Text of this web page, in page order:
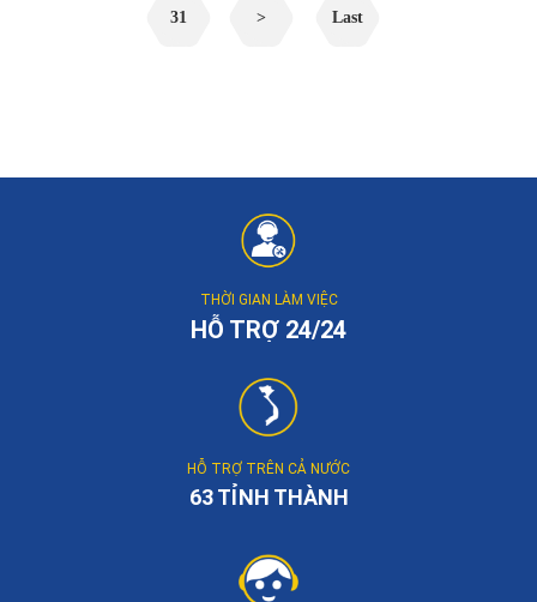
31 > Last
THỜI GIAN LÀM VIỆC
HỖ TRỢ 24/24
HỖ TRỢ TRÊN CẢ NƯỚC
63 TỈNH THÀNH